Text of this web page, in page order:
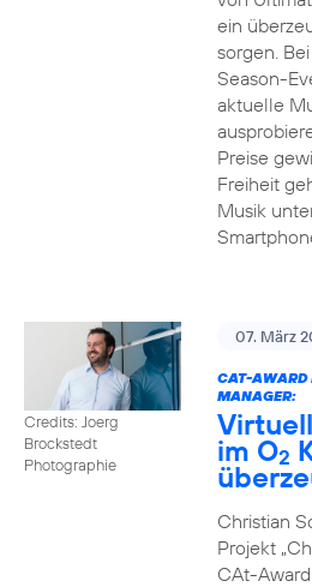
ein
sorgen.
Season-
aktuelle
Preise
Freiheit
Musik
Credits: Joerg
Brockstedt
Photographie
07. März
CAT-AWARD
MANAGER:
im O2
Christian
Projekt
CAt-